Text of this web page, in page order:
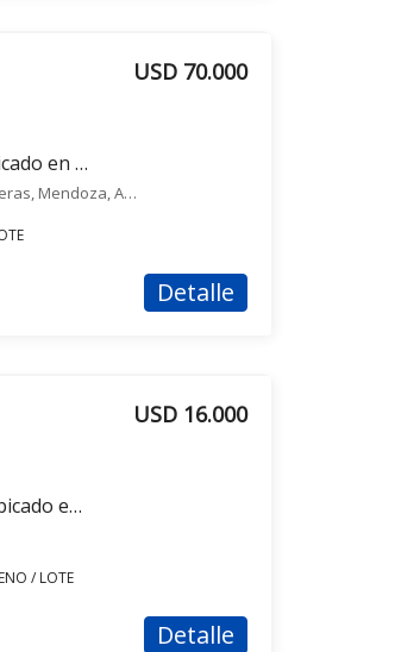
Terreno / Lote en venta de 665m2 ubicado en Las Heras
USD 70.000
Gral. Julio Argentino Roca 164, M5539DHF Las Heras, Mendoza, Argentina, Las Heras, Las Heras
Detalle
Terreno / Lote en venta de 1050m2 ubicado en Rodeo de la Cruz
USD 16.000
/ LOTE
Detalle